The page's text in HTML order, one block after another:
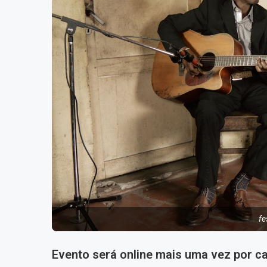
Evento será online mais uma vez por